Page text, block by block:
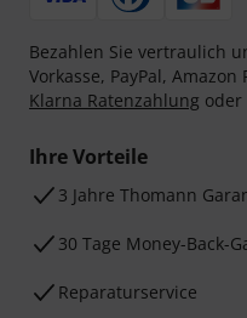
Bezahlen Sie vertraulich
Vorkasse, PayPal, Amazon
Klarna Ratenzahlung oder
Ihre Vorteile
3 Jahre Thomann
30 Tage Money-Back-
Reparaturservice